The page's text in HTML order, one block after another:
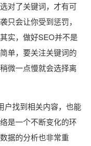
对了关键词，才有可
只会让你受到惩罚，
实，做好SEO并不是
单，要关注关键词的
微一点慢就会选择离
户找到相关内容，也能
是一个不断变化的环
据的分析也非常重